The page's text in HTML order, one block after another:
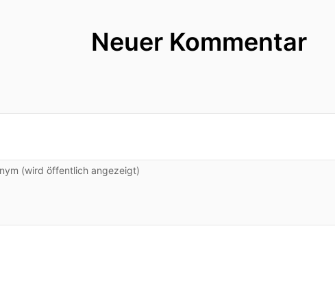
Neuer Kommentar
(wird öffentlich angezeigt)